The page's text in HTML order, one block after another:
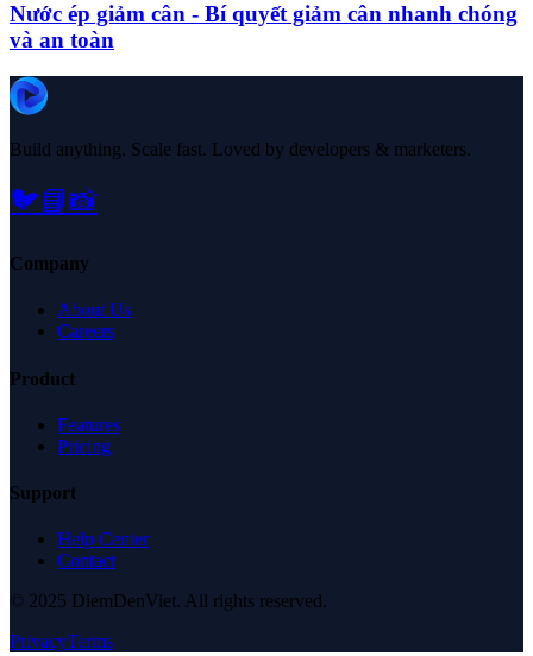
Nước ép giảm cân - Bí quyết giảm cân nhanh chóng
và an toàn
Build anything. Scale fast. Loved by developers & marketers.
🐦📘📸
Company
About Us
Careers
Product
Features
Pricing
Support
Help Center
Contact
© 2025 DiemDenViet. All rights reserved.
PrivacyTerms